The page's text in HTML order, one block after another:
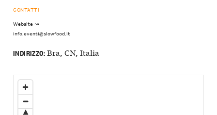
CONTATTI
Website ↝
info.eventi@slowfood.it
INDIRIZZO:Bra, CN, Italia